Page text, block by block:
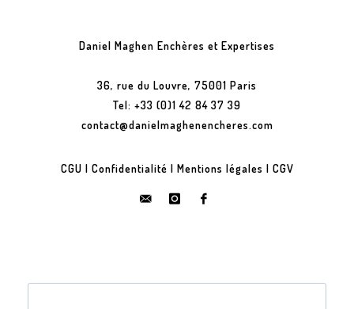
Daniel Maghen Enchères et Expertises
36, rue du Louvre, 75001 Paris
Tel: +33 (0)1 42 84 37 39
contact@danielmaghenencheres.com
CGU | Confidentialité | Mentions légales | CGV